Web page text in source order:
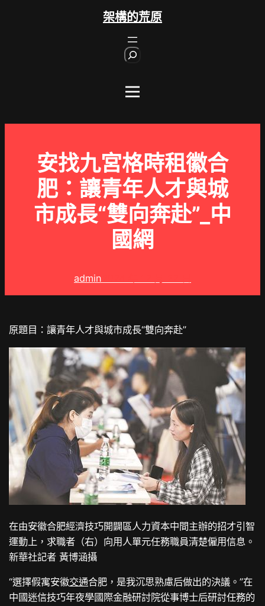
架構的荒原
安找九宮格時租徽合
肥：讓青年人才與城
市成長“雙向奔赴”_中
國網
admin
原題目：讓青年人才與城市成長“雙向奔赴”
在由安徽合肥經濟技巧開闢區人力資本中間主辦的招才引智
運動上，求職者（右）向用人單元任務職員清楚僱用信息。
新華社記者 黃博涵攝
“選擇假寓安徽交通合肥，是我沉思熟慮后做出的決議。”在
中國迷信技巧年夜學國際金融研討院從事博士后研討任務的